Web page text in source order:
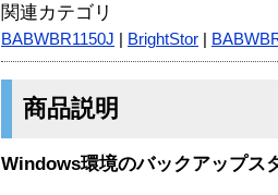
関連カテゴリ
BABWBR1150J BrightStor
商品説明
Windows環境のバックアップス